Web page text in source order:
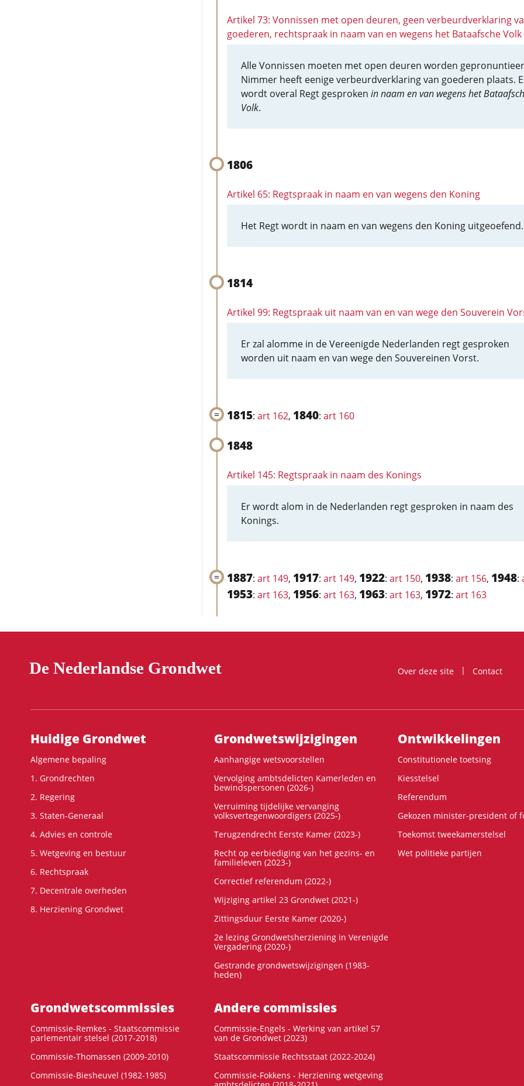
Artikel 73: Vonnissen met open deuren, geen verbeurdverklaring
goederen, rechtspraak in naam van en wegens het Bataafsche Volk
Alle Vonnissen moeten met open deuren worden
Nimmer heeft eenige verbeurdverklaring van goederen plaats.
wordt overal Regt gesproken in naam en van wegens het
Volk.
1806
Artikel 65: Regtspraak in naam en van wegens den Koning
Het Regt wordt in naam en van wegens den Koning uitgeoefend.
1814
Artikel 99: Regtspraak uit naam van en van wege den Souverein
Er zal alomme in de Vereenigde Nederlanden regt gesproken
worden uit naam en van wege den Souvereinen Vorst.
1815: art 162, 1840: art 160
1848
Artikel 145: Regtspraak in naam des Konings
Er wordt alom in de Nederlanden regt gesproken in naam des
Konings.
1887: art 149, 1917: art 149, 1922: art 150, 1938: art 156, 1948:
1953: art 163, 1956: art 163, 1963: art 163, 1972: art 163
De Nederlandse Grondwet Over deze site Contact
Hoofdnavigatie
Huidige Grondwet
Algemene bepaling
1. Grondrechten
2. Regering
3. Staten-Generaal
4. Advies en controle
5. Wetgeving en bestuur
6. Rechtspraak
7. Decentrale overheden
8. Herziening Grondwet
Grondwets­wijzigingen
Aanhangige wetsvoorstellen
Vervolging ambtsdelicten Kamerleden en
bewindspersonen (2026-)
Verruiming tijdelijke vervanging
volksvertegenwoordigers (2025-)
Terugzendrecht Eerste Kamer (2023-)
Recht op eerbiediging van het gezins- en
familieleven (2023-)
Correctief referendum (2022-)
Wijziging artikel 23 Grondwet (2021-)
Zittingsduur Eerste Kamer (2020-)
2e lezing Grondwetsherziening in Verenigde
Vergadering (2020-)
Gestrande grondwetswijzigingen (1983-
heden)
Ontwikke­lingen
Constitutionele toetsing
Kiesstelsel
Referendum
Gekozen minister-president of
Toekomst tweekamerstelsel
Wet politieke partijen
Grondwets­commissies
Commissie-Remkes - Staatscommissie
parlementair stelsel (2017-2018)
Commissie-Thomassen (2009-2010)
Commissie-Biesheuvel (1982-1985)
Andere commissies
Commissie-Engels - Werking van artikel 57
van de Grondwet (2023)
Staatscommissie Rechtsstaat (2022-2024)
Commissie-Fokkens - Herziening wetgeving